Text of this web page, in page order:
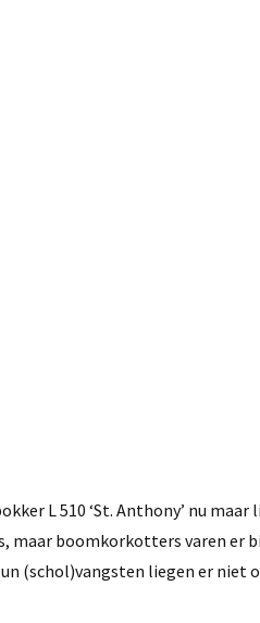
L 510 ‘St. Anthony’ nu
boomkorkotters varen er
(schol)vangsten liegen er niet